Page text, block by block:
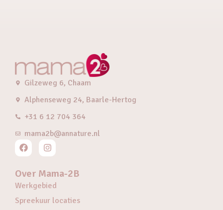
Gilzeweg 6, Chaam
Alphenseweg 24, Baarle-Hertog
+31 6 12 704 364
mama2b@annature.nl
Over Mama-2B
Werkgebied
Spreekuur locaties